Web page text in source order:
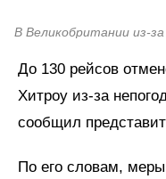
В Великобритании из-
До 130 рейсов
Хитроу из-за
сообщил
По его словам,